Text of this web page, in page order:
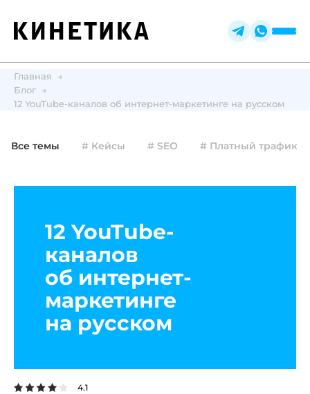
Главная
Блог
12 YouTube-каналов об интернет-маркетинге на русском
Все темы # Кейсы # SEO # Платный трафик
12 YouTube-
каналов
об интернет-
маркетинге
на русском
4.1